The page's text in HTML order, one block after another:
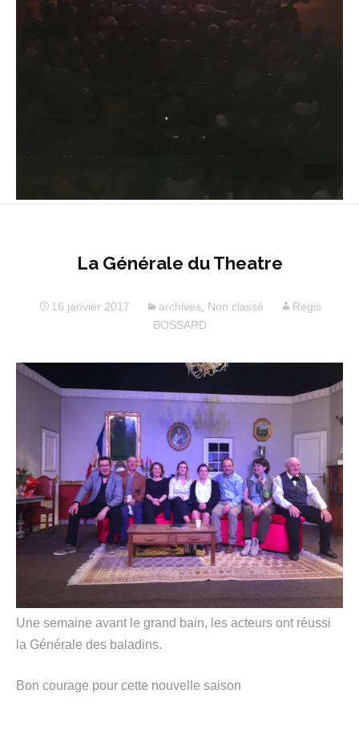
La Générale du Theatre
16 janvier 2017 archives Non classé
Regis
BOSSARD
Une semaine avant le grand bain, les acteurs ont réussi
la Générale des baladins.
Bon courage pour cette nouvelle saison